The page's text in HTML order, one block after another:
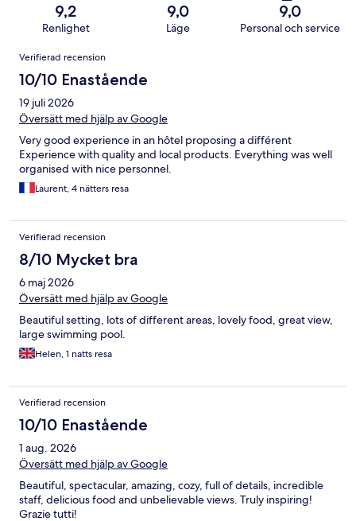
9,2
Renlighet
9,0
Läge
9,0
Personal och service
Recensioner
Verifierad recension
10/10 Enastående
19 juli 2026
Översätt med hjälp av Google
Very good experience in an hôtel proposing a différent
Experience with quality and local products. Everything was well
organised with nice personnel.
Laurent, 4 nätters resa
Verifierad recension
8/10 Mycket bra
6 maj 2026
Översätt med hjälp av Google
Beautiful setting, lots of different areas, lovely food, great view,
large swimming pool.
Helen, 1 natts resa
Verifierad recension
10/10 Enastående
1 aug. 2026
Översätt med hjälp av Google
Beautiful, spectacular, amazing, cozy, full of details, incredible
staff, delicious food and unbelievable views. Truly inspiring!
Grazie tutti!